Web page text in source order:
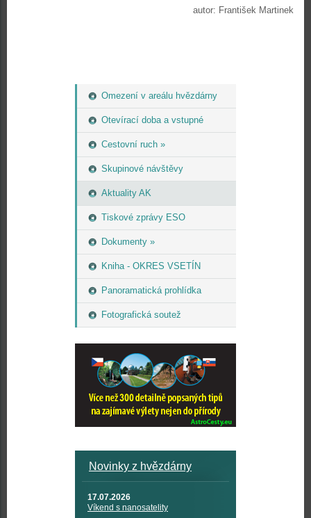
Omezení v areálu hvězdárny
Otevírací doba a vstupné
Cestovní ruch »
Skupinové návštěvy
Aktuality AK
Tiskové zprávy ESO
Dokumenty »
Kniha - OKRES VSETÍN
Panoramatická prohlídka
Fotografická soutež
Novinky z hvězdárny
17.07.2026
Víkend s nanosatelity
autor: František Martinek